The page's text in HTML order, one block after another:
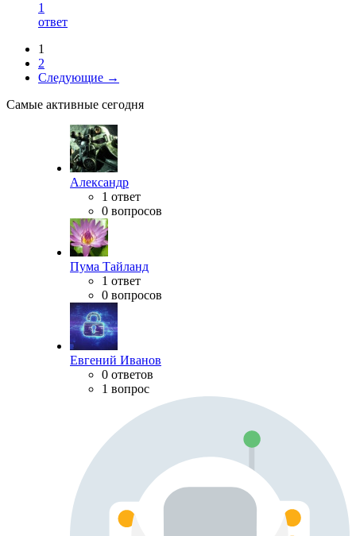
1
ответ
1
2
Следующие →
Самые активные сегодня
Александр
1 ответ
0 вопросов
Пума Тайланд
1 ответ
0 вопросов
Евгений Иванов
0 ответов
1 вопрос